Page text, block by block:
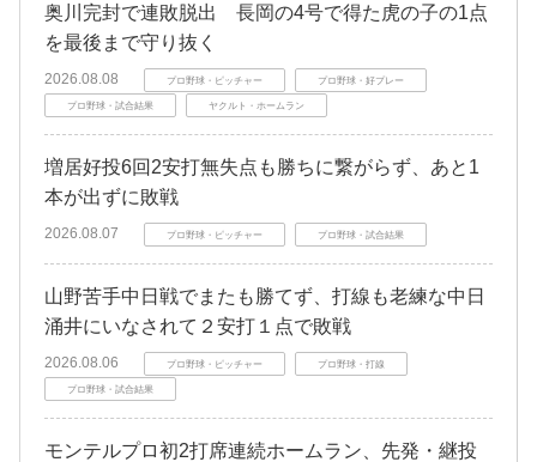
奥川完封で連敗脱出 長岡の4号で得た虎の子の1点
を最後まで守り抜く
2026.08.08 プロ野球・ピッチャー プロ野球・好プレー
プロ野球・試合結果 ヤクルト・ホームラン
増居好投6回2安打無失点も勝ちに繋がらず、あと1
本が出ずに敗戦
2026.08.07 プロ野球・ピッチャー プロ野球・試合結果
山野苦手中日戦でまたも勝てず、打線も老練な中日
涌井にいなされて２安打１点で敗戦
2026.08.06 プロ野球・ピッチャー プロ野球・打線
プロ野球・試合結果
モンテルプロ初2打席連続ホームラン、先発・継投